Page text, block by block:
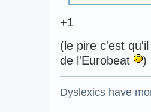
+1
(le pire c'est
de l'Eurobeat
)
Dyslexics have